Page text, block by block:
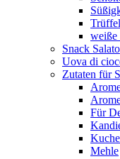
Trüffel
weiße
Snack Salato
Uova di
Zutaten für
Für
Mehle